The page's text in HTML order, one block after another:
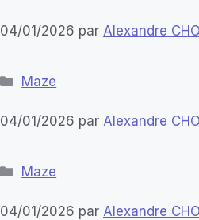
04/01/2026 par Alexandre
Catégories
Maze
04/01/2026 par Alexandre
Catégories
Maze
04/01/2026 par Alexandre